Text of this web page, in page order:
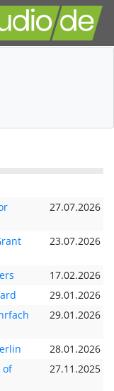
27.07.2026
23.07.2026
17.02.2026
29.01.2026
29.01.2026
28.01.2026
of
27.11.2025